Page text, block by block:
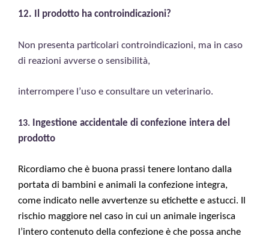
12. Il prodotto ha controindicazioni?
Non presenta particolari controindicazioni, ma in caso
di reazioni avverse o sensibilità,
interrompere l ’uso e consultare un veterinario.
13.
Ingestione accidentale di confezione intera del
prodotto
Ricordiamo che è buona prassi tenere lontano dalla
portata di bambini e animali la confezione integra,
come indicato nelle avvertenze su etichette e astucci. Il
rischio maggiore nel caso in cui un animale ingerisca
l’intero contenuto della confezione è che possa anche